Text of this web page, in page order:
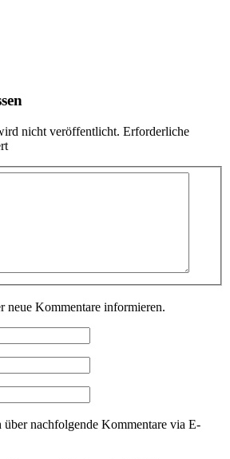
nicht veröffentlicht. Erforderliche
neue Kommentare informieren.
nachfolgende Kommentare via E-